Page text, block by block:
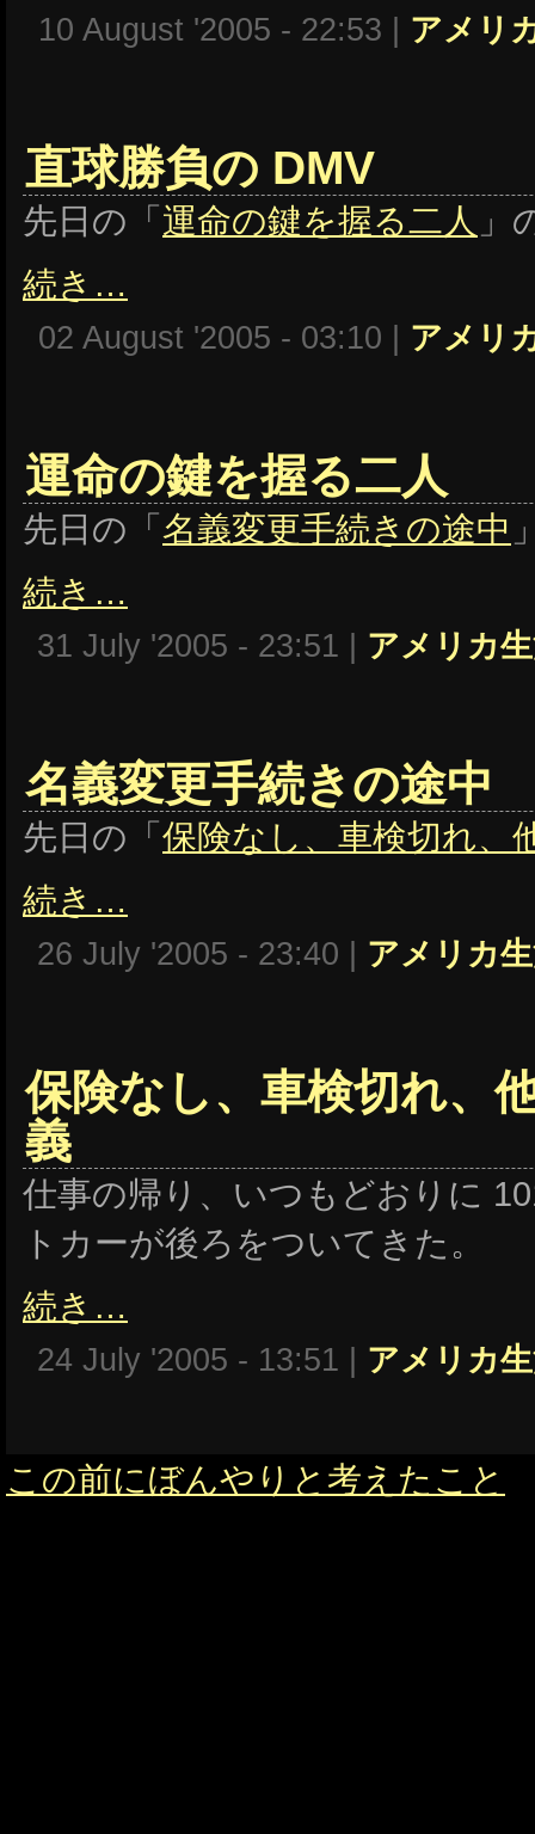
10 August '2005 - 22:53 | アメリ
直球勝負の DMV
先日の「運命の鍵を握る二人 」
続き…
02 August '2005 - 03:10 | アメリ
運命の鍵を握る二人
先日の「名義変更手続きの途中
続き…
31 July '2005 - 23:51 | アメリカ
名義変更手続きの途中
先日の「保険なし、車検切れ、
続き…
26 July '2005 - 23:40 | アメリカ
保険なし、車検切れ、
義
仕事の帰り、いつもどおりに
トカーが後ろをついてきた。
続き…
24 July '2005 - 13:51 | アメリカ
この前にぼんやりと考えたこと